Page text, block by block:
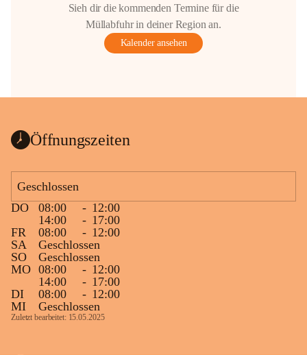
Sieh dir die kommenden Termine für die
Müllabfuhr in deiner Region an.
Kalender ansehen
Öffnungszeiten
Geschlossen
DO
08:00 - 12:00
14:00
- 17:00
FR
08:00 - 12:00
SA
Geschlossen
SO
Geschlossen
MO 08:00 - 12:00
14:00
- 17:00
DI
08:00 - 12:00
MI
Geschlossen
Zuletzt bearbeitet: 15.05.2025